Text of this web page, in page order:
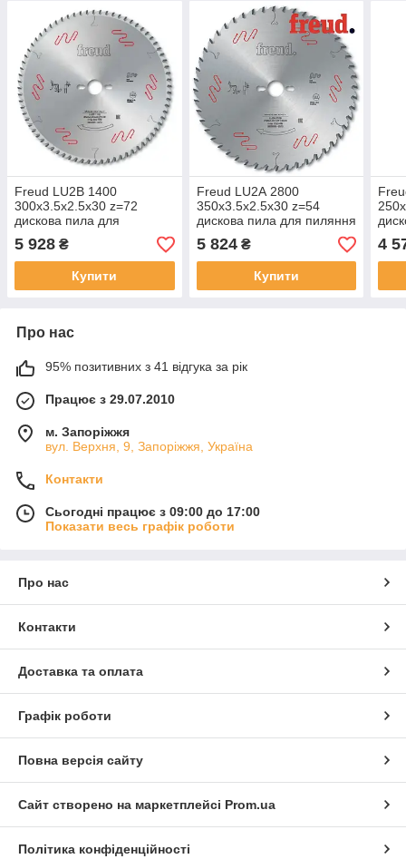
Freud LU2B 1400
300х3.5х2.5х30 z=72
дискова пила для
чистового розкрою масиву
деревини
5 928 ₴
Купити
Freud LU2А 2800
350х3.5х2.5х30 z=54
дискова пила для пиляння
5 824₴
Купити
4
Про нас
95% позитивних з 41 відгука за рік
Працює з 29.07.2010
м. Запоріжжя
вул. Верхня, 9, Запоріжжя, Україна
Контакти
Сьогодні працює з 09:00 до 17:00
Показати весь графік роботи
Про нас
Контакти
Доставка та оплата
Графік роботи
Повна версія сайту
Сайт створено на маркетплейсі Prom.ua
Політика конфіденційності